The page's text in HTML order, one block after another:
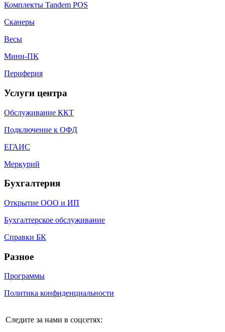
Комплекты Tandem POS
Сканеры
Весы
Мини-ПК
Периферия
Услуги центра
Обслуживание ККТ
Подключение к ОФД
ЕГАИС
Меркурий
Бухгалтерия
Открытие ООО и ИП
Бухгалтерское обслуживание
Справки БК
Разное
Программы
Политика конфиденциальности
Следите за нами в соцсетях: